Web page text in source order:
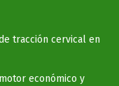
tracción cervical en
económico y